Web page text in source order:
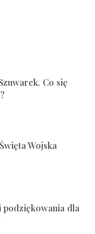
Co się
Wojska
podziękowania dla